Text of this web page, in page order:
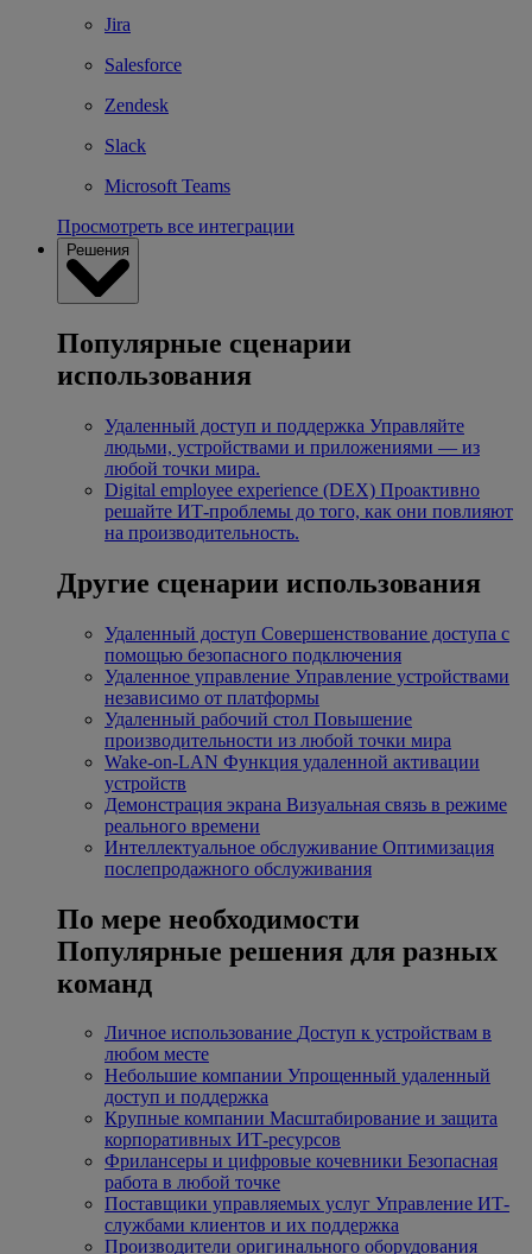
Jira
Salesforce
Zendesk
Slack
Microsoft Teams
Просмотреть все интеграции
Решения
Популярные сценарии
использования
Удаленный доступ и поддержка Управляйте
людьми, устройствами и приложениями — из
любой точки мира.
Digital employee experience (DEX) Проактивно
решайте ИТ-проблемы до того, как они повлияют
на производительность.
Другие сценарии использования
Удаленный доступ Совершенствование доступа с
помощью безопасного подключения
Удаленное управление Управление устройствами
независимо от платформы
Удаленный рабочий стол Повышение
производительности из любой точки мира
Wake-on-LAN Функция удаленной активации
устройств
Демонстрация экрана Визуальная связь в режиме
реального времени
Интеллектуальное обслуживание Оптимизация
послепродажного обслуживания
По мере необходимости
Популярные решения для разных
команд
Личное использование Доступ к устройствам в
любом месте
Небольшие компании Упрощенный удаленный
доступ и поддержка
Крупные компании Масштабирование и защита
корпоративных ИТ-ресурсов
Фрилансеры и цифровые кочевники Безопасная
работа в любой точке
Поставщики управляемых услуг Управление ИТ-
службами клиентов и их поддержка
Производители оригинального оборудования